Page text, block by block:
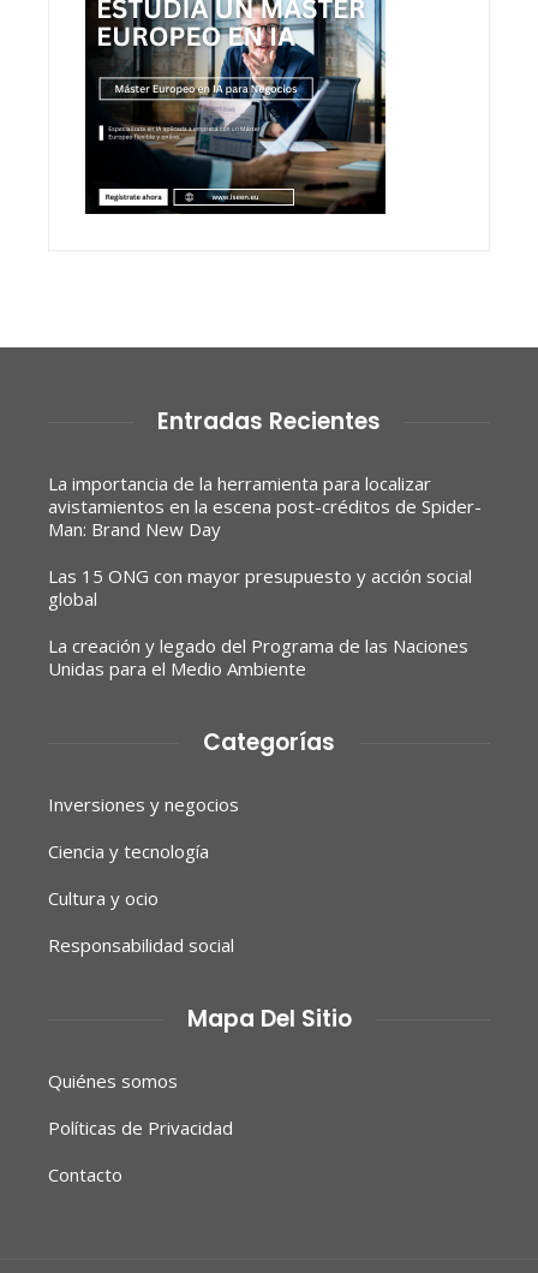
Entradas Recientes
La importancia de la herramienta para localizar
avistamientos en la escena post-créditos de Spider-
Man: Brand New Day
Las 15 ONG con mayor presupuesto y acción social
global
La creación y legado del Programa de las Naciones
Unidas para el Medio Ambiente
Categorías
Inversiones y negocios
Ciencia y tecnología
Cultura y ocio
Responsabilidad social
Mapa Del Sitio
Quiénes somos
Políticas de Privacidad
Contacto